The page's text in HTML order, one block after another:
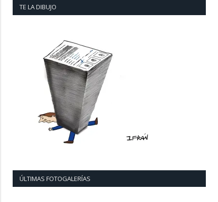
TE LA DIBUJO
ÚLTIMAS FOTOGALERÍAS